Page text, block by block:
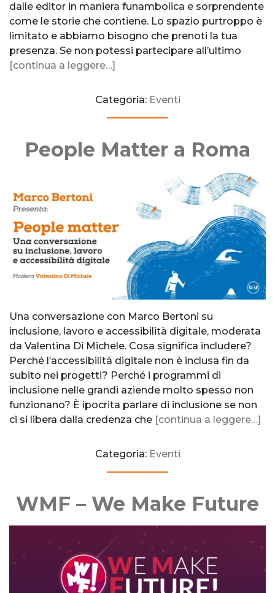
dalle editor in maniera funambolica e sorprendente
come le storie che contiene. Lo spazio purtroppo è
limitato e abbiamo bisogno che prenoti la tua
presenza. Se non potessi partecipare all’ultimo
[continua a leggere…]
Categoria: Eventi
People Matter a Roma
Una conversazione con Marco Bertoni su
inclusione, lavoro e accessibilità digitale, moderata
da Valentina Di Michele. Cosa significa includere?
Perché l’accessibilità digitale non è inclusa fin da
subito nei progetti? Perché i programmi di
inclusione nelle grandi aziende molto spesso non
funzionano? È ipocrita parlare di inclusione se non
ci si libera dalla credenza che [continua a leggere…]
Categoria: Eventi
WMF – We Make Future